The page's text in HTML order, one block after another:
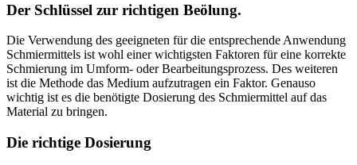
Der Schlüssel zur richtigen Beölung.
Die Verwendung des geeigneten für die entsprechende Anwendung
Schmiermittels ist wohl einer wichtigsten Faktoren für eine korrekte
Schmierung im Umform- oder Bearbeitungsprozess. Des weiteren
ist die Methode das Medium aufzutragen ein Faktor. Genauso
wichtig ist es die benötigte Dosierung des Schmiermittel auf das
Material zu bringen.
Die richtige Dosierung